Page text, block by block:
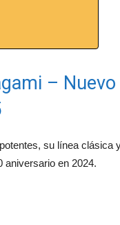
–
su línea clásica
aniversario en 2024.